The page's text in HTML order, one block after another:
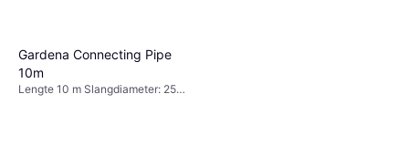
Gardena Connecting Pipe
10m
Lengte 10 m Slangdiameter: 25